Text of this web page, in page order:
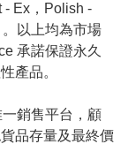
- Ex，Polish -
以上均為市場
承諾保證永久
產品。
銷售平台，顧
品存量及最終價